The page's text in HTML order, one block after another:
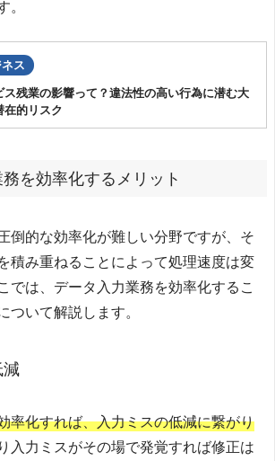
ス
ス残業の影響って？違法性の高い行為に潜む大
在的リスク
を効率化するメリット
倒的な効率化が難しい分野ですが、そ
積み重ねることによって処理速度は変
では、データ入力業務を効率化するこ
ついて解説します。
減
率化すれば、入力ミスの低減に繋がり
入力ミスがその場で発覚すれば修正は